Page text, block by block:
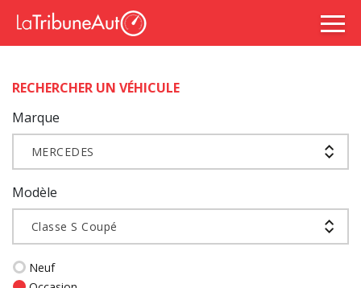
RECHERCHER UN VÉHICULE
Marque
MERCEDES
Modèle
Classe S Coupé
Neuf